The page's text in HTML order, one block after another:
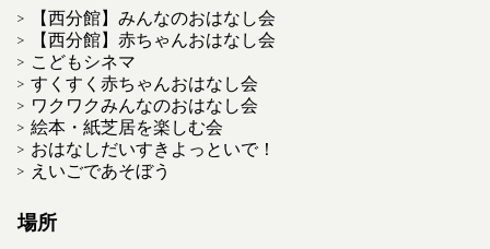
【西分館】みんなのおはなし会
【西分館】赤ちゃんおはなし会
こどもシネマ
すくすく赤ちゃんおはなし会
ワクワクみんなのおはなし会
絵本・紙芝居を楽しむ会
おはなしだいすきよっといで！
えいごであそぼう
場所